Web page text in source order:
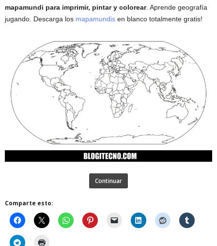
mapamundi para imprimir, pintar y colorear. Aprende geografía
jugando. Descarga los mapamundis en blanco totalmente gratis!
Continuar
Comparte esto: